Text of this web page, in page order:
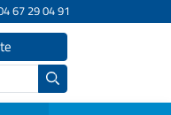
67 29 04 91